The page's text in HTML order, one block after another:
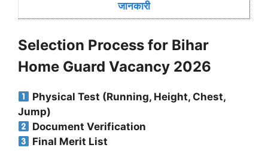
जानकारी
Selection Process for Bihar
Home Guard Vacancy 2026
Physical Test (Running, Height, Chest,
Jump)
Document Verification
Final Merit List